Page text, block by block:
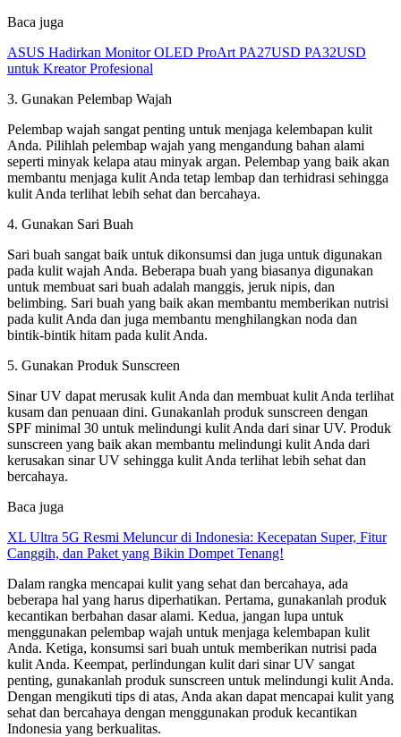
Baca juga
ASUS Hadirkan Monitor OLED ProArt PA27USD PA32USD
untuk Kreator Profesional
3. Gunakan Pelembap Wajah
Pelembap wajah sangat penting untuk menjaga kelembapan kulit
Anda. Pilihlah pelembap wajah yang mengandung bahan alami
seperti minyak kelapa atau minyak argan. Pelembap yang baik akan
membantu menjaga kulit Anda tetap lembap dan terhidrasi sehingga
kulit Anda terlihat lebih sehat dan bercahaya.
4. Gunakan Sari Buah
Sari buah sangat baik untuk dikonsumsi dan juga untuk digunakan
pada kulit wajah Anda. Beberapa buah yang biasanya digunakan
untuk membuat sari buah adalah manggis, jeruk nipis, dan
belimbing. Sari buah yang baik akan membantu memberikan nutrisi
pada kulit Anda dan juga membantu menghilangkan noda dan
bintik-bintik hitam pada kulit Anda.
5. Gunakan Produk Sunscreen
Sinar UV dapat merusak kulit Anda dan membuat kulit Anda terlihat
kusam dan penuaan dini. Gunakanlah produk sunscreen dengan
SPF minimal 30 untuk melindungi kulit Anda dari sinar UV. Produk
sunscreen yang baik akan membantu melindungi kulit Anda dari
kerusakan sinar UV sehingga kulit Anda terlihat lebih sehat dan
bercahaya.
Baca juga
XL Ultra 5G Resmi Meluncur di Indonesia: Kecepatan Super, Fitur
Canggih, dan Paket yang Bikin Dompet Tenang!
Dalam rangka mencapai kulit yang sehat dan bercahaya, ada
beberapa hal yang harus diperhatikan. Pertama, gunakanlah produk
kecantikan berbahan dasar alami. Kedua, jangan lupa untuk
menggunakan pelembap wajah untuk menjaga kelembapan kulit
Anda. Ketiga, konsumsi sari buah untuk memberikan nutrisi pada
kulit Anda. Keempat, perlindungan kulit dari sinar UV sangat
penting, gunakanlah produk sunscreen untuk melindungi kulit Anda.
Dengan mengikuti tips di atas, Anda akan dapat mencapai kulit yang
sehat dan bercahaya dengan menggunakan produk kecantikan
Indonesia yang berkualitas.